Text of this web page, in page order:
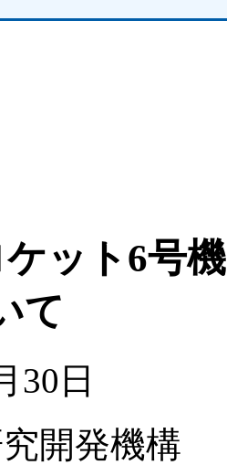
ケット6号
て
30日
開発機構